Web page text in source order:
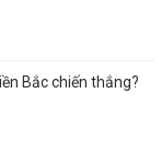
Bắc chiến thắng?